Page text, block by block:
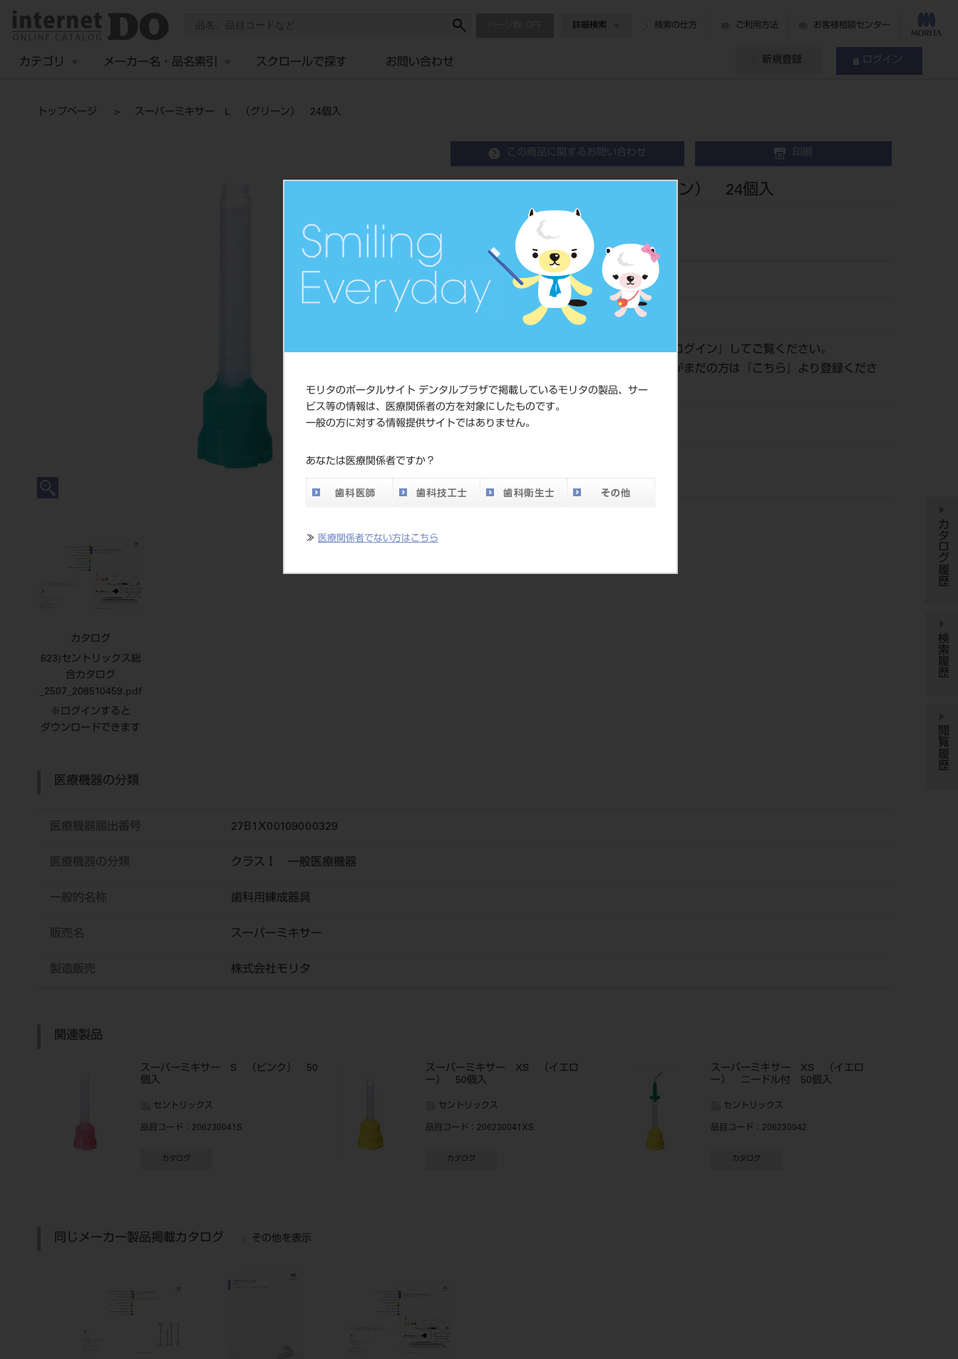
モリタのポータルサイト デンタルプラザで掲載しているモリタの製品、サー
ビス等の情報は、医療関係者の方を対象にしたものです。
一般の方に対する情報提供サイトではありません。
あなたは医療関係者ですか？
≫ 医療関係者でない方はこちら
詳細検索 検索の仕方 ご利用方法 お客様相談センター
カテゴリ メーカー名・品名索引 スクロールで探す お問い合わせ 新規登録 ログイン
トップページ スーパーミキサー L （グリーン） 24個入
この商品に関するお問い合わせ 印刷
スーパーミキサー L （グリーン） 24個入
歯科用練成器具
品目コード 206230040
JAN/EANコード 4560266547672
価格の確認は『ログイン 』してご覧ください。
ネット会員登録がまだの方は『
こちら
』より登録くださ
い。
メーカー
ジ
カタログ
623)セントリックス総
合カタログ
_2507_208510459.pdf
※ログインすると
ダウンロードできます
医療機器の分類
医療機器届出番号 27B1X00109000329
医療機器の分類 クラスⅠ 一般医療機器
一般的名称 歯科用練成器具
販売名 スーパーミキサー
製造販売 株式会社モリタ
関連製品
スーパーミキサー S （ピンク） 50
個入
セントリックス
品目コード ：206230041S
カタログ
スーパーミキサー XS （イエロ
ー） 50個入
セントリックス
品目コード ：206230041XS
カタログ
スーパーミキサー XS （イエロ
ー） ニードル付 50個入
セントリックス
品目コード ：206230042
カタログ
同じメーカー製品掲載カタログ その他を表示
カタログ履歴
検索履歴
閲覧履歴